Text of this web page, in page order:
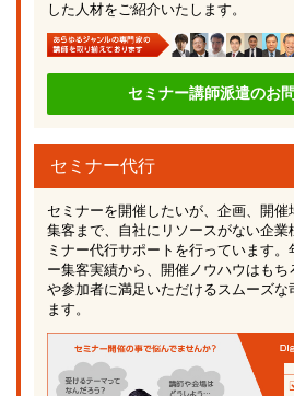
した人材をご紹介いたします。
セミナー講師派遣のお
セミナー代行
セミナーを開催したいが、企画、開催
集客まで、自社にリソースがない企業
ミナー代行サポートを行っています
ー集客実績から、開催ノウハウはも
や参加者に満足いただけるスムーズな
ます。